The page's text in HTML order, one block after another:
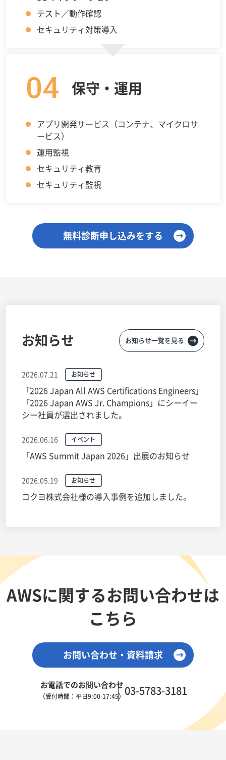
テスト／動作確認
セキュリティ対策導入
04 保守・運用
アプリ開発サービス（コンテナ、マイクロサ
ービス）
運用監視
セキュリティ教育
セキュリティ監視
無料診断申し込みをする
お知らせ お知らせ一覧を見る
2026.07.21 お知らせ
「2026 Japan All AWS Certifications Engineers」
「2026 Japan AWS Jr. Champions」にシーイー
シー社員が選出されました。
2026.06.16 イベント
「AWS Summit Japan 2026」出展のお知らせ
2026.05.19 お知らせ
コクヨ株式会社様の導入事例を追加しました。
AWSに関するお問い合わせは
こちら
お問い合わせ・資料請求
お電話でのお問い合わせ
（受付時間：平日9:00-17:45）
03-5783-3181